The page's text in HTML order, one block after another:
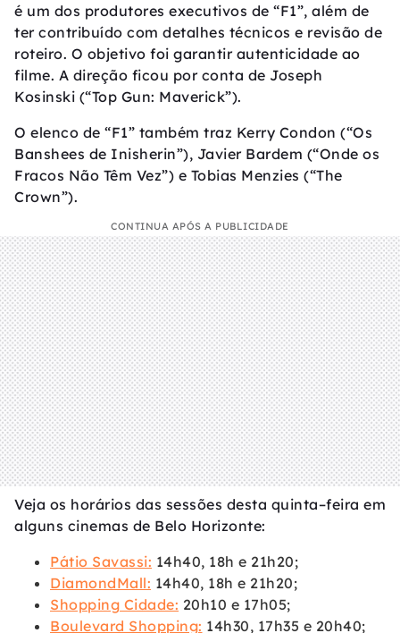
é um dos produtores executivos de “F1”, além de
ter contribuído com detalhes técnicos e revisão de
roteiro. O objetivo foi garantir autenticidade ao
filme. A direção ficou por conta de Joseph
Kosinski (“Top Gun: Maverick”).
O elenco de “F1” também traz Kerry Condon (“Os
Banshees de Inisherin”), Javier Bardem (“Onde os
Fracos Não Têm Vez”) e Tobias Menzies (“The
Crown”).
CONTINUA APÓS A PUBLICIDADE
Veja os horários das sessões desta quinta–feira em
alguns cinemas de Belo Horizonte:
Pátio Savassi: 14h40, 18h e 21h20;
DiamondMall: 14h40, 18h e 21h20;
Shopping Cidade: 20h10 e 17h05;
Boulevard Shopping: 14h30, 17h35 e 20h40;